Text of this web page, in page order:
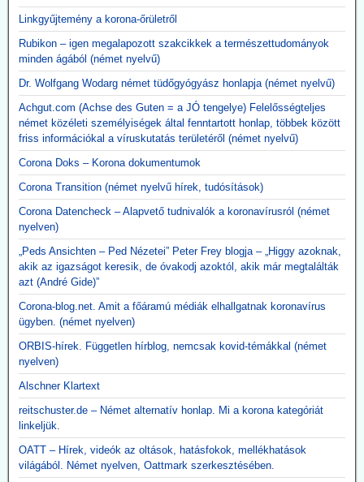
Linkgyűjtemény a korona-őrületről
Rubikon – igen megalapozott szakcikkek a természettudományok
minden ágából (német nyelvű)
Dr. Wolfgang Wodarg német tüdőgyógyász honlapja (német nyelvű)
Achgut.com (Achse des Guten = a JÓ tengelye) Felelősségteljes
német közéleti személyiségek által fenntartott honlap, többek között
friss információkal a víruskutatás területéről (német nyelvű)
Corona Doks – Korona dokumentumok
Corona Transition (német nyelvű hírek, tudósítások)
Corona Datencheck – Alapvető tudnivalók a koronavírusról (német
nyelven)
„Peds Ansichten – Ped Nézetei” Peter Frey blogja – „Higgy azoknak,
akik az igazságot keresik, de óvakodj azoktól, akik már megtalálták
azt (André Gide)”
Corona-blog.net. Amit a főáramú médiák elhallgatnak koronavírus
ügyben. (német nyelven)
ORBIS-hírek. Független hírblog, nemcsak kovid-témákkal (német
nyelven)
Alschner Klartext
reitschuster.de – Német alternatív honlap. Mi a korona kategóriát
linkeljük.
OATT – Hírek, videók az oltások, hatásfokok, mellékhatások
világából. Német nyelven, Oattmark szerkesztésében.